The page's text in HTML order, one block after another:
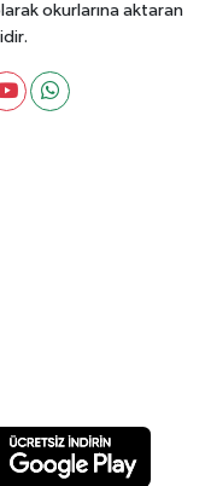
okurlarına aktaran